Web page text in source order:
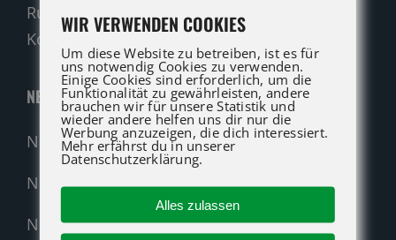
Rufen Sie an oder nutzen Sie unser
Kontaktformular für eine Anfrage.
NEUMASCHINEN
Neumaschinen Übersicht
Neumaschinen Genie
Neumaschinen Merlo
WIR VERWENDEN COOKIES
Um diese Website zu betreiben, ist es für
uns notwendig Cookies zu verwenden.
Einige Cookies sind erforderlich, um die
Funktionalität zu gewährleisten, andere
brauchen wir für unsere Statistik und
wieder andere helfen uns dir nur die
Werbung anzuzeigen, die dich interessiert.
Mehr erfährst du in unserer
Datenschutzerklärung.
Alles zulassen